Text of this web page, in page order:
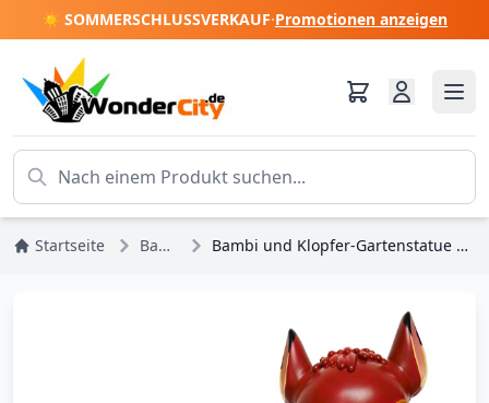
☀️ SOMMERSCHLUSSVERKAUF·Promotionen anzeigen
Startseite Bambi Bambi und Klopfer-Gartenstatue – Disney